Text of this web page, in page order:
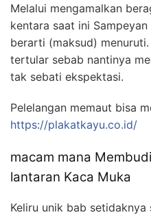
Melalui mengamalkan
kentara saat ini
berarti (maksud)
tertular sebab nantinya
tak sebati ekspektasi.
Pelelangan memaut bisa
https://plakatkayu.co.id/
macam mana
lantaran Kaca Muka
Keliru unik bab